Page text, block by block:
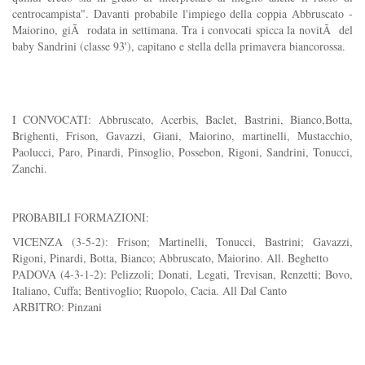
centrocampista". Davanti probabile l'impiego della coppia Abbruscato -
Maiorino, giÃ rodata in settimana. Tra i convocati spicca la novitÃ del
baby Sandrini (classe 93'), capitano e stella della primavera biancorossa.
I CONVOCATI: Abbruscato, Acerbis, Baclet, Bastrini, Bianco,Botta,
Brighenti, Frison, Gavazzi, Giani, Maiorino, martinelli, Mustacchio,
Paolucci, Paro, Pinardi, Pinsoglio, Possebon, Rigoni, Sandrini, Tonucci,
Zanchi.
PROBABILI FORMAZIONI:
VICENZA (3-5-2): Frison; Martinelli, Tonucci, Bastrini; Gavazzi,
Rigoni, Pinardi, Botta, Bianco; Abbruscato, Maiorino. All. Beghetto
PADOVA (4-3-1-2): Pelizzoli; Donati, Legati, Trevisan, Renzetti; Bovo,
Italiano, Cuffa; Bentivoglio; Ruopolo, Cacia. All Dal Canto
ARBITRO: Pinzani